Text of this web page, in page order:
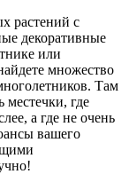
растений с
декоративные
или
множество
Там
местечки, где
а где не очень
вашего